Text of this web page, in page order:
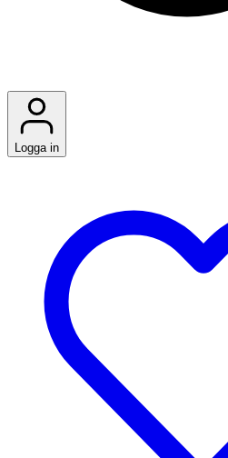
Logga in